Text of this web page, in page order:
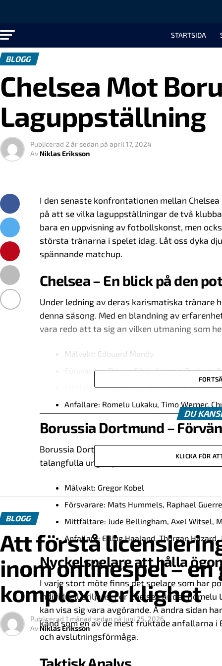
STARTSIDA
BLOGG
Chelsea Mot
Laguppställning
Publicerad 2 år sedan på april 17, 2024
Av Niklas Eriksson
I den senaste konfrontationen mellan
på att se vilka laguppställningar de två
bara en uppvisning av fotbollskonst, men
största tränarna i spelet idag. Låt oss dyka
spännande matchup.
Chelsea – En blick på den
Under ledning av deras karismatiska tränare
denna säsong. Med en blandning av
vara redo att ta sig an vilken utmaning som
Målvakt: Edouard Mendy
Försvarare: Thiago Silva, Antonio Rudiger,
Mittfältare: N’Golo Kanté, Mateo Kovacic,
Anfallare: Romelu Lukaku, Timo Werner,
Borussia Dortmund –
Borussia Dortmund är kända för sin snabba
talangfulla unga spelare i sitt arsenal, är de
Målvakt: Gregor Kobel
Försvarare: Mats Hummels, Raphael
Mittfältare: Jude Bellingham, Axel Witsel,
Anfallare: Erling Haaland, Thorgan Hazard,
Nyckelspelare att hålla
I varje stort möte finns det spelare som har
individuell briljans. För Chelsea är det
kan visa sig vara avgörande. Å andra sidan
känd som en av de mest fruktade anfallarna
och avslutningsförmåga.
DU
KLICKA FÖR
BLOGG
Att förstå
inom onlinespel –
komplex verklighet
Publicerad 1 månad sedan på juni 25, 2026
Av Niklas Eriksson